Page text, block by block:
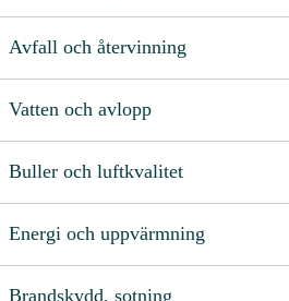
Avfall och återvinning
Vatten och avlopp
Buller och luftkvalitet
Energi och uppvärmning
Brandskydd, sotning